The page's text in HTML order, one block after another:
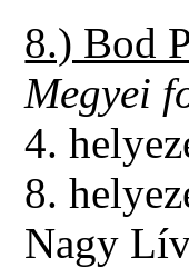
8.) Bod
Megyei
4.
8.
Nagy